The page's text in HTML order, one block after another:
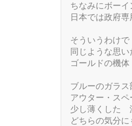
ちなみにボーイ
日本では政府
そういうわけ
同じような思
ゴールドの機
ブルーのガラ
アウター・ス
少し薄くした
どちらの気分